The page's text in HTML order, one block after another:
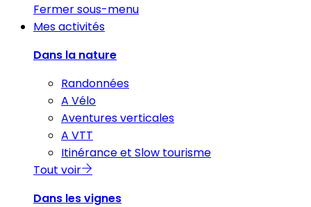
Fermer sous-menu
Mes activités
Dans la nature
Randonnées
A Vélo
Aventures verticales
A VTT
Itinérance et Slow tourisme
Tout voir
Dans les vignes